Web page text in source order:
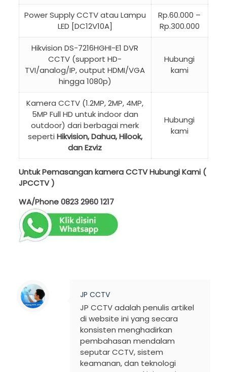
Power Supply CCTV atau Lampu
LED [DC12V10A]
Rp.60.000 –
Rp.300.000
Hikvision DS-7216HGHI-E1 DVR
CCTV (support HD-
TVI/analog/IP, output HDMI/VGA
hingga 1080p)
Hubungi
kami
Kamera CCTV (1.2MP, 2MP, 4MP,
5MP Full HD untuk indoor dan
outdoor) dari berbagai merk
seperti Hikvision, Dahua, Hilook,
dan Ezviz
Hubungi
kami
Untuk Pemasangan kamera CCTV Hubungi Kami (
JPCCTV )
WA/Phone0823 2960 1217
JP CCTV
JP CCTV adalah penulis artikel
di website ini yang secara
konsisten menghadirkan
pembahasan mendalam
seputar CCTV, sistem
keamanan, dan teknologi